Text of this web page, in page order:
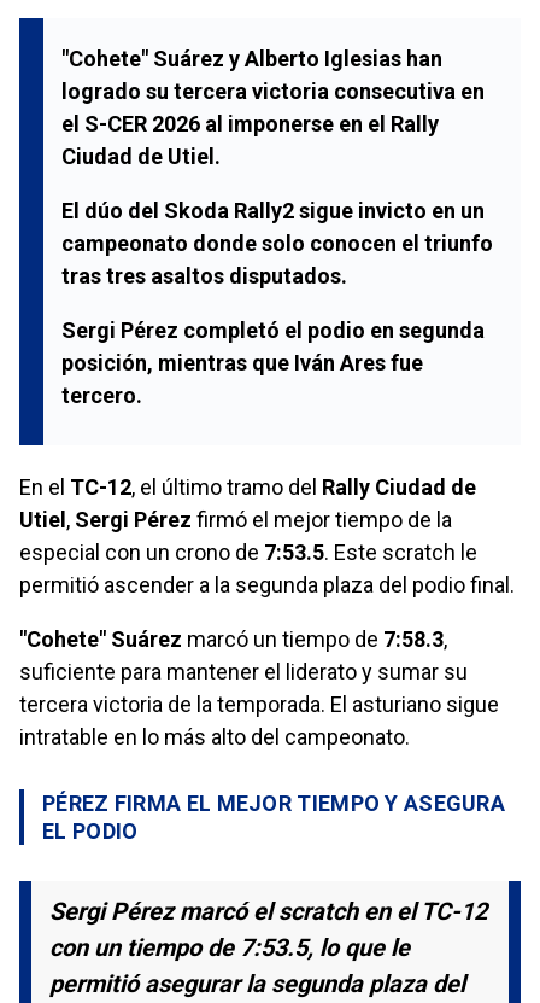
"Cohete" Suárez y Alberto Iglesias han
logrado su tercera victoria consecutiva en
el S-CER 2026 al imponerse en el Rally
Ciudad de Utiel.
El dúo del Skoda Rally2 sigue invicto en un
campeonato donde solo conocen el triunfo
tras tres asaltos disputados.
Sergi Pérez completó el podio en segunda
posición, mientras que Iván Ares fue
tercero.
En el TC-12, el último tramo del Rally Ciudad de
Utiel, Sergi Pérez firmó el mejor tiempo de la
especial con un crono de 7:53.5. Este scratch le
permitió ascender a la segunda plaza del podio final.
"Cohete" Suárez marcó un tiempo de 7:58.3,
suficiente para mantener el liderato y sumar su
tercera victoria de la temporada. El asturiano sigue
intratable en lo más alto del campeonato.
PÉREZ FIRMA EL MEJOR TIEMPO Y ASEGURA
EL PODIO
Sergi Pérez marcó el scratch en el TC-12
con un tiempo de 7:53.5, lo que le
permitió asegurar la segunda plaza del